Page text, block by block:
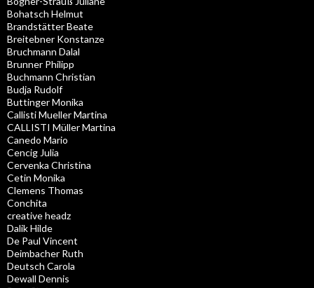
Bohatsch Helmut
Brandstätter Beate
Breitebner Konstanze
Bruchmann Dalal
Brunner Philipp
Buchmann Christian
Budja Rudolf
Buttinger Monika
Callisti Mueller Martina
CALLISTI Müller Martina
Canedo Mario
Cencig Julia
Cervenka Christina
Cetin Monika
Clemens Thomas
Conchita
creative headz
Dalik Hilde
De Paul Vincent
Deimbacher Ruth
Deutsch Carola
Dewall Dennis